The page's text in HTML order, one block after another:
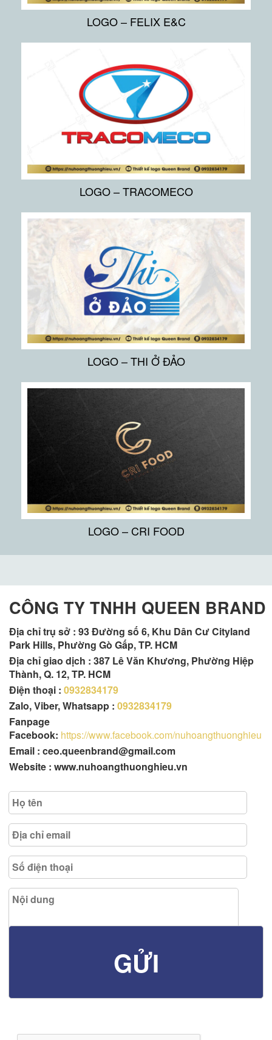
LOGO – FELIX E&C
LOGO – TRACOMECO
LOGO – THI Ở ĐẢO
LOGO – CRI FOOD
CÔNG TY TNHH QUEEN BRAND
Địa chỉ trụ sở : 93 Đường số 6, Khu Dân Cư Cityland
Park Hills, Phường Gò Gấp, TP. HCM
Địa chỉ giao dịch : 387 Lê Văn Khương, Phường Hiệp
Thành, Q. 12, TP. HCM
Điện thoại : 0932834179
Zalo, Viber, Whatsapp : 0932834179
Fanpage
Facebook: https://www.facebook.com/nuhoangthuonghieu
Email : ceo.queenbrand@gmail.com
Website : www.nuhoangthuonghieu.vn